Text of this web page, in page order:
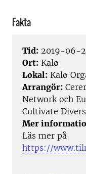
Fakta
Tid: 2019-06-
Ort: Kalø
Lokal: Kalø
Arrangör:
Network och
Cultivate
Mer
Läs mer på
https://